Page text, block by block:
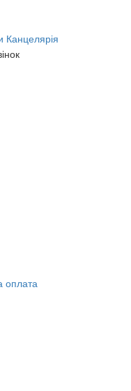
Канцелярія
оплата